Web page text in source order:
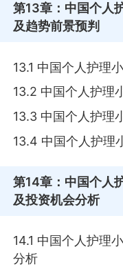
第13章 ：中国个人
及趋势前景预判
13.1 中国个人护理
13.2 中国个人护理
13.3 中国个人护理
13.4 中国个人护理
第14章 ：中国个人
及投资机会分析
14.1 中国个人护理
分析